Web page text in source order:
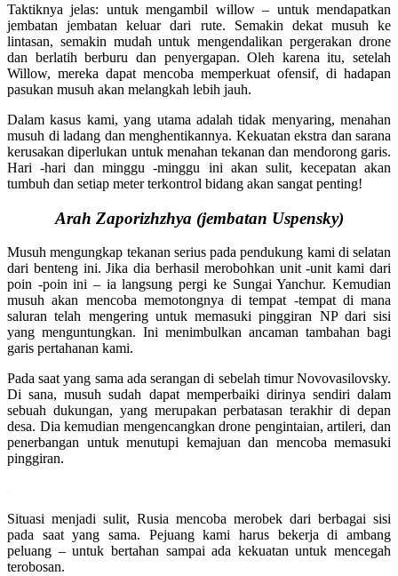
Taktiknya jelas: untuk mengambil willow – untuk mendapatkan
jembatan jembatan keluar dari rute. Semakin dekat musuh ke
lintasan, semakin mudah untuk mengendalikan pergerakan drone
dan berlatih berburu dan penyergapan. Oleh karena itu, setelah
Willow, mereka dapat mencoba memperkuat ofensif, di hadapan
pasukan musuh akan melangkah lebih jauh.
Dalam kasus kami, yang utama adalah tidak menyaring, menahan
musuh di ladang dan menghentikannya. Kekuatan ekstra dan sarana
kerusakan diperlukan untuk menahan tekanan dan mendorong garis.
Hari -hari dan minggu -minggu ini akan sulit, kecepatan akan
tumbuh dan setiap meter terkontrol bidang akan sangat penting!
Arah Zaporizhzhya (jembatan Uspensky)
Musuh mengungkap tekanan serius pada pendukung kami di selatan
dari benteng ini. Jika dia berhasil merobohkan unit -unit kami dari
poin -poin ini – ia langsung pergi ke Sungai Yanchur. Kemudian
musuh akan mencoba memotongnya di tempat -tempat di mana
saluran telah mengering untuk memasuki pinggiran NP dari sisi
yang menguntungkan. Ini menimbulkan ancaman tambahan bagi
garis pertahanan kami.
Pada saat yang sama ada serangan di sebelah timur Novovasilovsky.
Di sana, musuh sudah dapat memperbaiki dirinya sendiri dalam
sebuah dukungan, yang merupakan perbatasan terakhir di depan
desa. Dia kemudian mengencangkan drone pengintaian, artileri, dan
penerbangan untuk menutupi kemajuan dan mencoba memasuki
pinggiran.
Situasi menjadi sulit, Rusia mencoba merobek dari berbagai sisi
pada saat yang sama. Pejuang kami harus bekerja di ambang
peluang – untuk bertahan sampai ada kekuatan untuk mencegah
terobosan.